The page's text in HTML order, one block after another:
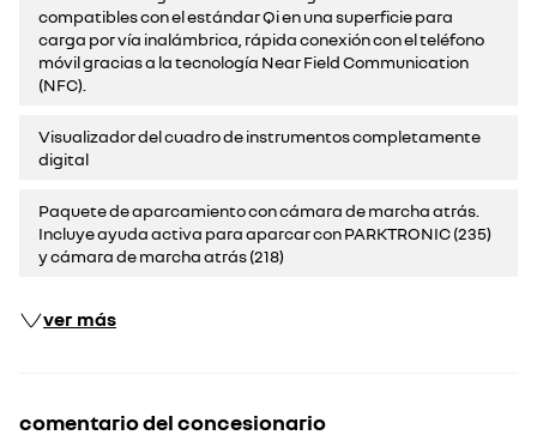
compatibles con el estándar Qi en una superficie para
carga por vía inalámbrica, rápida conexión con el teléfono
móvil gracias a la tecnología Near Field Communication
(NFC).
Visualizador del cuadro de instrumentos completamente
digital
Paquete de aparcamiento con cámara de marcha atrás.
Incluye ayuda activa para aparcar con PARKTRONIC (235)
y cámara de marcha atrás (218)
ver más
comentario del concesionario